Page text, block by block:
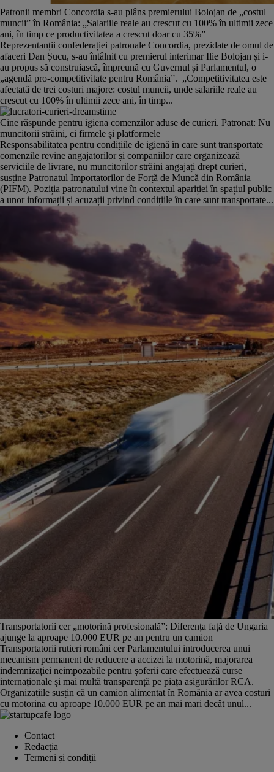
Patronii membri Concordia s-au plâns premierului Bolojan de „costul
muncii” în România: „Salariile reale au crescut cu 100% în ultimii zece
ani, în timp ce productivitatea a crescut doar cu 35%”
Reprezentanții confederației patronale Concordia, prezidate de omul de
afaceri Dan Șucu, s-au întâlnit cu premierul interimar Ilie Bolojan și i-
au propus să construiască, împreună cu Guvernul și Parlamentul, o
„agendă pro-competitivitate pentru România”. „Competitivitatea este
afectată de trei costuri majore: costul muncii, unde salariile reale au
crescut cu 100% în ultimii zece ani, în timp...
Cine răspunde pentru igiena comenzilor aduse de curieri. Patronat: Nu
muncitorii străini, ci firmele și platformele
Responsabilitatea pentru condițiile de igienă în care sunt transportate
comenzile revine angajatorilor și companiilor care organizează
serviciile de livrare, nu muncitorilor străini angajați drept curieri,
susține Patronatul Importatorilor de Forță de Muncă din România
(PIFM). Poziția patronatului vine în contextul apariției în spațiul public
a unor informații și acuzații privind condițiile în care sunt transportate...
Transportatorii cer „motorină profesională”: Diferența față de Ungaria
ajunge la aproape 10.000 EUR pe an pentru un camion
Transportatorii rutieri români cer Parlamentului introducerea unui
mecanism permanent de reducere a accizei la motorină, majorarea
indemnizației neimpozabile pentru șoferii care efectuează curse
internaționale și mai multă transparență pe piața asigurărilor RCA.
Organizațiile susțin că un camion alimentat în România ar avea costuri
cu motorina cu aproape 10.000 EUR pe an mai mari decât unul...
Contact
Redacția
Termeni și condiții